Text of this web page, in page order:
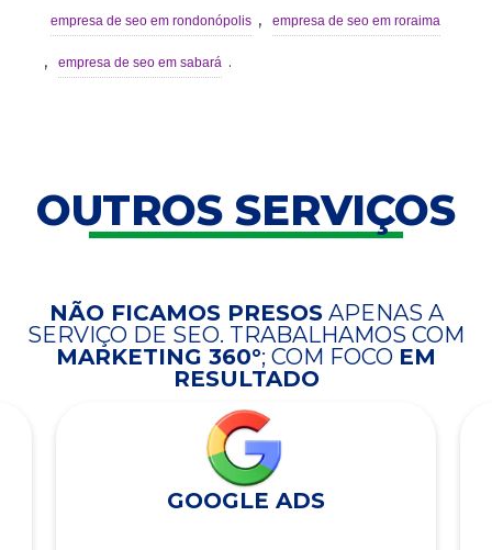
empresa de seo em rondonópolis , empresa de seo em roraima
, empresa de seo em sabará .
OUTROS SERVIÇOS
NÃO FICAMOS PRESOSAPENAS A
SERVIÇO DE SEO. TRABALHAMOS COM
MARKETING 360°; COM FOCO EM
RESULTADO
GOOGLE ADS